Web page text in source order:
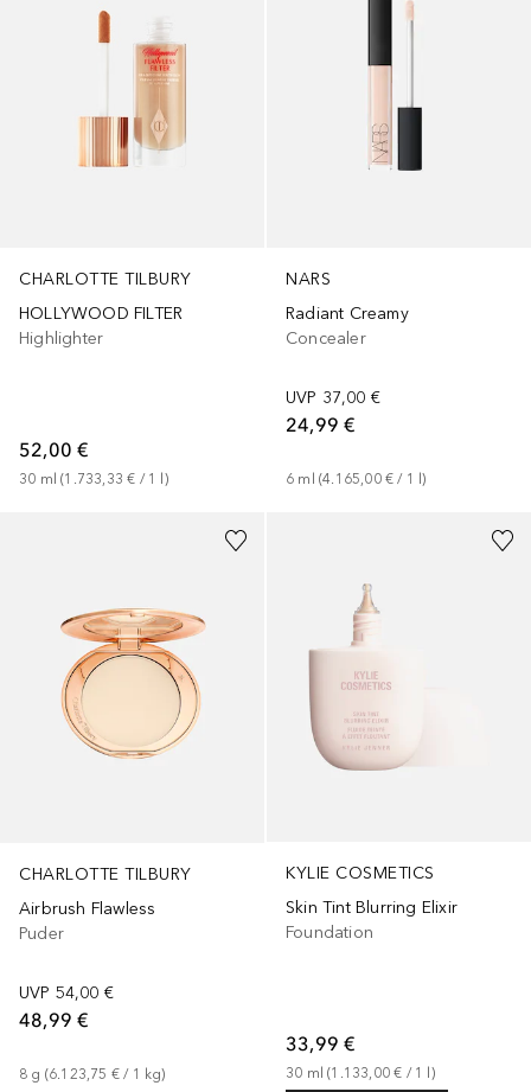
CHARLOTTE TILBURY
HOLLYWOOD FILTER
Highlighter
52,00 €
30 ml (1.733,33 € / 1 l)
NARS
Radiant Creamy
Concealer
UVP 37,00 €
24,99 €
6 ml (4.165,00 € / 1 l)
CHARLOTTE TILBURY
Airbrush Flawless
Puder
UVP 54,00 €
48,99 €
8 g (6.123,75 € / 1 kg)
+ 1
KYLIE COSMETICS
Skin Tint Blurring Elixir
Foundation
33,99 €
30 ml (1.133,00 € / 1
)
+21